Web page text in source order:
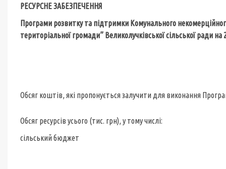
РЕСУРСНЕ ЗАБЕЗПЕЧЕННЯ
Програми розвитку та підтримки Комунального
територіальної громади” Великолучківської сільської ради на
Обсяг коштів, які пропонується залучити для виконання
Обсяг ресурсів усього (тис. грн), у тому числі:
сільський бюджет